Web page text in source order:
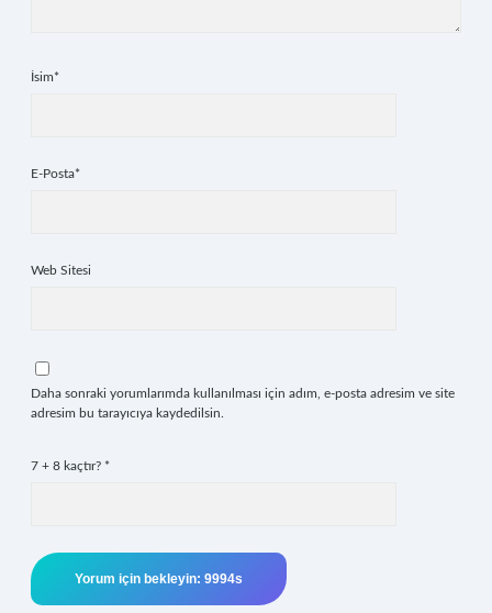
İsim*
E-Posta*
Web Sitesi
Daha sonraki yorumlarımda kullanılması için adım, e-posta adresim ve site
adresim bu tarayıcıya kaydedilsin.
7 + 8 kaçtır? *